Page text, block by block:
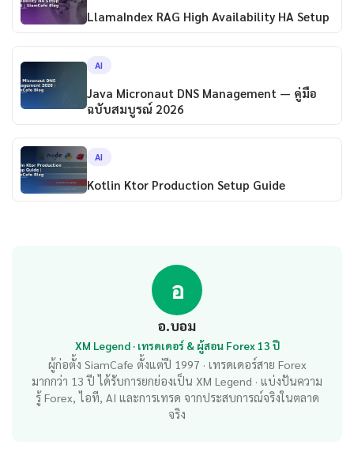
LlamaIndex RAG High Availability HA Setup
AI
Java Micronaut DNS Management — คู่มือ
ฉบับสมบูรณ์ 2026
AI
Kotlin Ktor Production Setup Guide
อ
อ.บอม
XM Legend · เทรดเดอร์ & ผู้สอน Forex 13 ปี
ผู้ก่อตั้ง SiamCafe ตั้งแต่ปี 1997 · เทรดเดอร์สาย Forex
มากกว่า 13 ปี ได้รับการยกย่องเป็น XM Legend · แบ่งปันความ
รู้ Forex, ไอที, AI และการเทรด จากประสบการณ์จริงในตลาด
จริง